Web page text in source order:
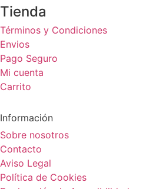
Tienda
Términos y Condiciones
Envios
Pago Seguro
Mi cuenta
Carrito
Información
Sobre nosotros
Contacto
Aviso Legal
Política de Cookies